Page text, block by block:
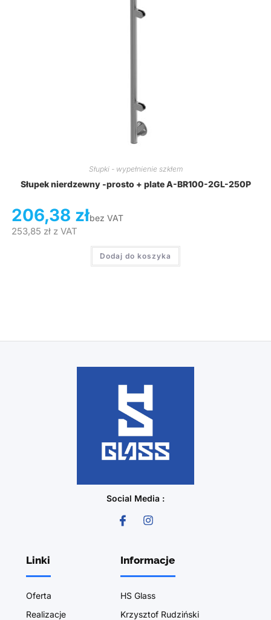
Słupki - wypełnienie szkłem
Słupek nierdzewny -prosto + plate A-BR100-2GL-250P
206,38 złbez VAT
253,85 złz VAT
Dodaj do koszyka
Social Media :
Linki
Oferta
Realizacje
Informacje
HS Glass
Krzysztof Rudziński